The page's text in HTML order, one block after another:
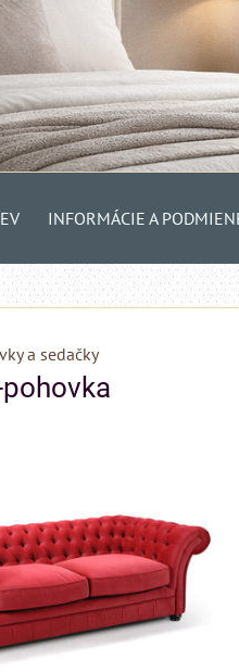
INFORMÁCIE A
a sedačky
pohovka